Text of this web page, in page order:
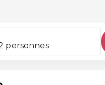
personnes